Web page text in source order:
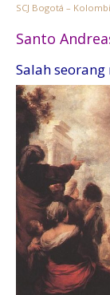
SCJ Bogotá –
Santo
Salah